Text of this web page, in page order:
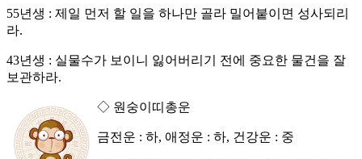
55년생 : 제일 먼저 할 일을 하나만 골라 밀어붙이면 성사되리
라.
43년생 : 실물수가 보이니 잃어버리기 전에 중요한 물건을 잘
보관하라.
◇ 원숭이띠총운
금전운 : 하, 애정운 : 하, 건강운 : 중